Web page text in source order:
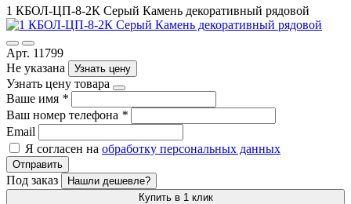
1 КБОЛ-ЦП-8-2К Серый Камень декоративный рядовой
Арт. 11799
Не указана
Узнать цену
Узнать цену товара
Ваше имя *
Ваш номер телефона *
Email
Я согласен на обработку персональных данных
Отправить
Под заказ
Нашли дешевле?
Купить в 1 клик